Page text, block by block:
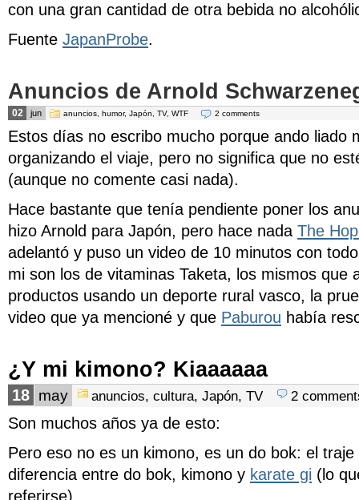
con una gran cantidad de otra bebida no
Fuente JapanProbe.
Anuncios de Arnold
02 jun anuncios humor, Japón TV, WTF 2 comments
Estos días no escribo mucho porque ando liado
organizando el viaje, pero no significa que no
(aunque no comente casi nada).
Hace bastante que tenía pendiente poner los
hizo Arnold para Japón, pero hace nada The
adelantó y puso un video de 10 minutos con
mi son los de vitaminas Taketa, los mismos que
productos usando un deporte rural vasco, la
video que ya mencioné y que Paburou había
¿Y mi kimono? Kiaaaaaa
18 may anuncios, cultura, Japón, TV 2
Son muchos años ya de esto:
Pero eso no es un kimono, es un do bok: el
diferencia entre do bok, kimono y karate gi (lo
referirse).